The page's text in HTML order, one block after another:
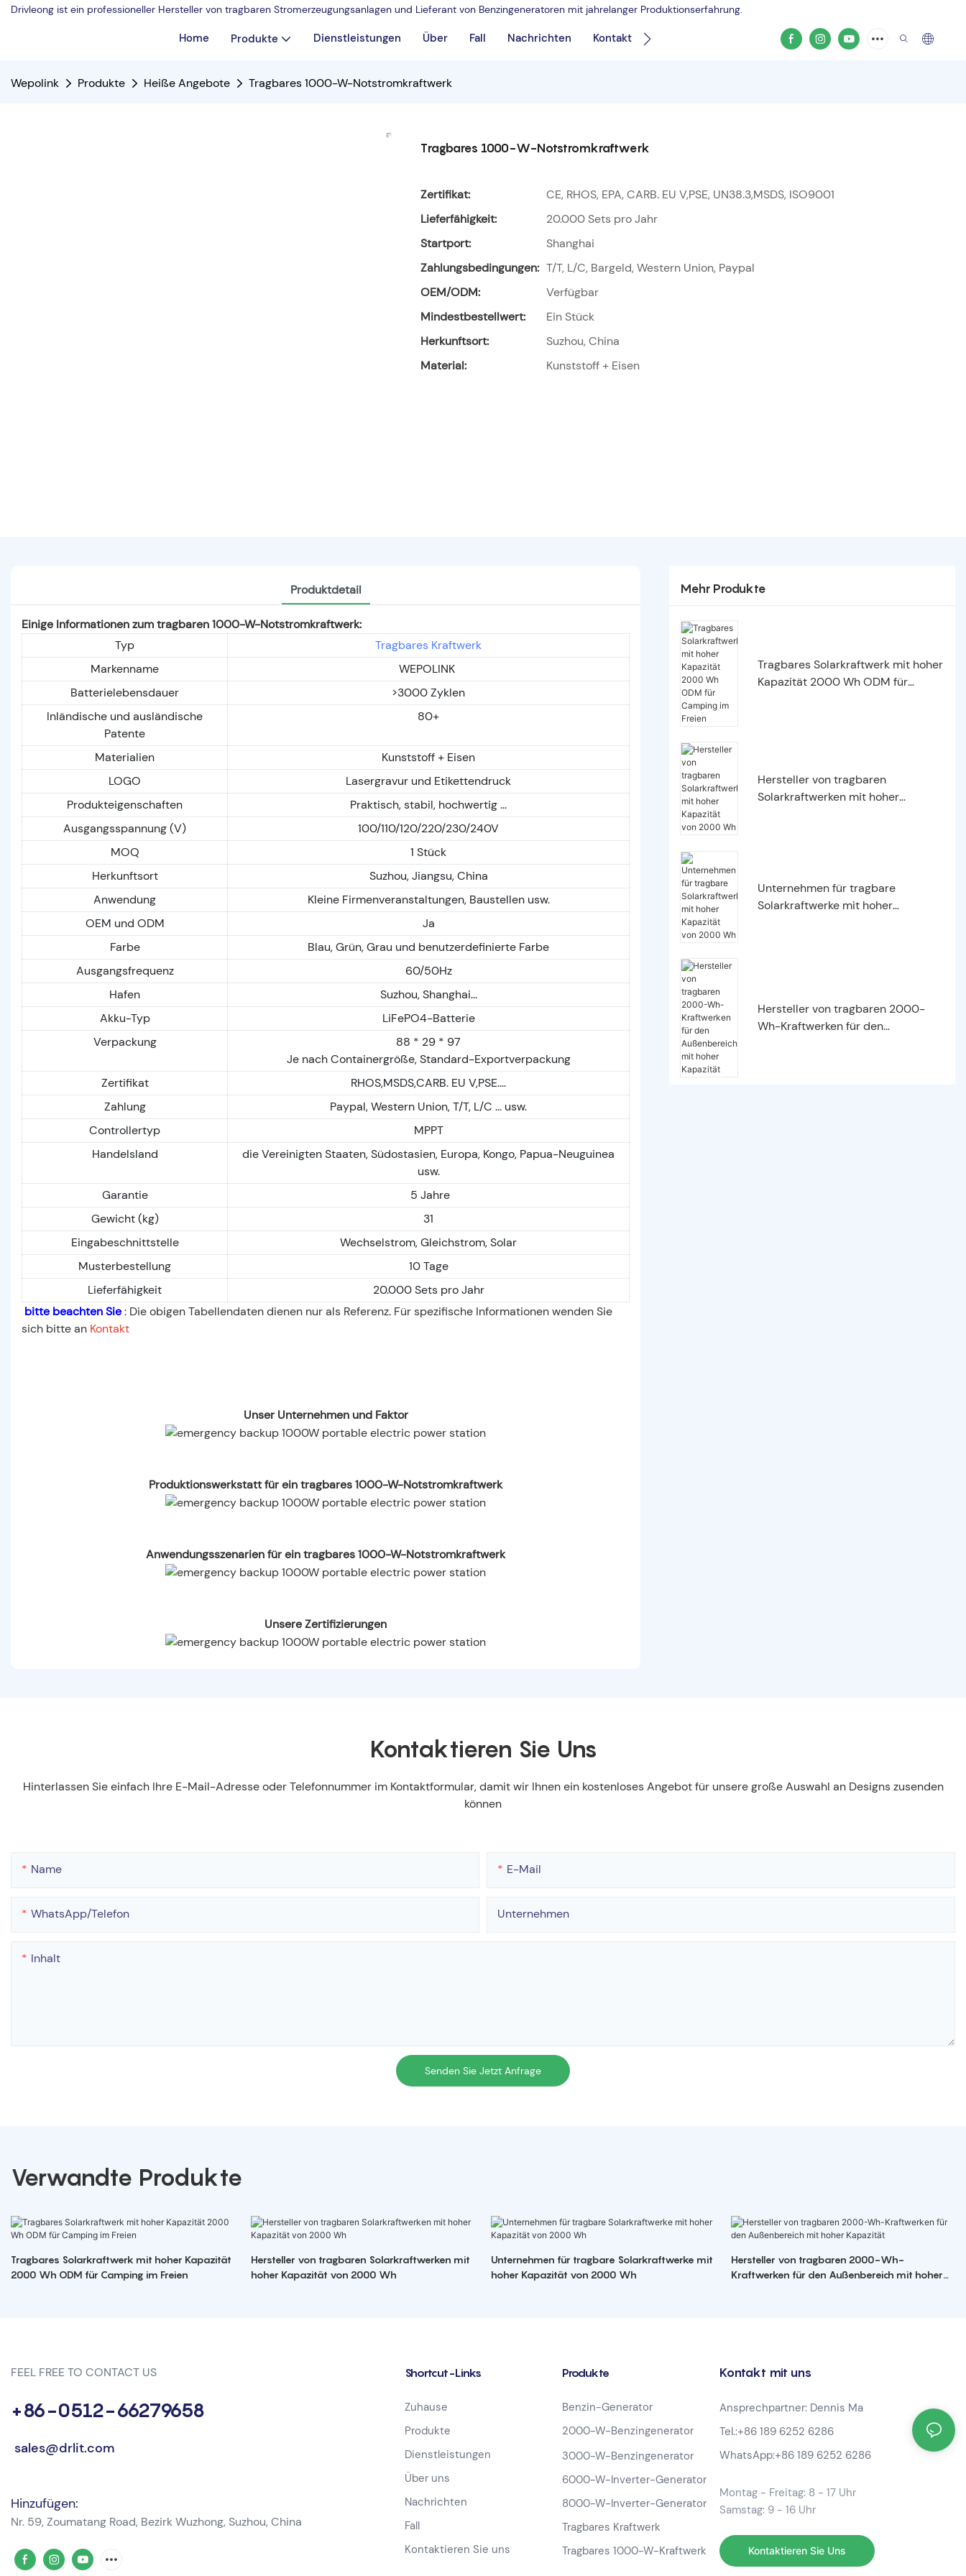
Drivleong ist ein professioneller Hersteller von tragbaren Stromerzeugungsanlagen und Lieferant von Benzingeneratoren mit jahrelanger Produktionserfahrung.
Home Produkte Dienstleistungen Über Fall Nachrichten Kontakt
Wepolink Produkte Heiße Angebote Tragbares 1000-W-Notstromkraftwerk
Tragbares 1000-W-Notstromkraftwerk
Zertifikat:
CE, RHOS, EPA, CARB. EU V,PSE, UN38.3,MSDS, ISO9001
Lieferfähigkeit:
20.000 Sets pro Jahr
Startport:
Shanghai
Zahlungsbedingungen: T/T, L/C, Bargeld, Western Union, Paypal
OEM/ODM:
Verfügbar
Mindestbestellwert:
Ein Stück
Herkunftsort:
Suzhou, China
Material:
Kunststoff + Eisen
Produktdetail
Einige Informationen zum tragbaren 1000-W-Notstromkraftwerk:
Typ
Tragbares Kraftwerk
Markenname
WEPOLINK
Batterielebensdauer
>3000 Zyklen
Inländische und ausländische
Patente
80+
Materialien
Kunststoff + Eisen
LOGO
Lasergravur und Etikettendruck
Produkteigenschaften
Praktisch, stabil, hochwertig ...
Ausgangsspannung (V)
100/110/120/220/230/240V
MOQ
1 Stück
Herkunftsort
Suzhou, Jiangsu, China
Anwendung
Kleine Firmenveranstaltungen, Baustellen usw.
OEM und ODM
Ja
Farbe
Blau, Grün, Grau und benutzerdefinierte Farbe
Ausgangsfrequenz
60/50Hz
Hafen
Suzhou, Shanghai...
Akku-Typ
LiFePO4-Batterie
Verpackung
88 * 29 * 97
Je nach Containergröße, Standard-Exportverpackung
Zertifikat
RHOS,MSDS,CARB. EU V,PSE....
Zahlung
Paypal, Western Union, T/T, L/C ... usw.
Controllertyp
MPPT
Handelsland
die Vereinigten Staaten, Südostasien, Europa, Kongo, Papua-Neuguinea
usw.
Garantie
5 Jahre
Gewicht (kg)
31
Eingabeschnittstelle
Wechselstrom, Gleichstrom, Solar
Musterbestellung
10 Tage
Lieferfähigkeit
20.000 Sets pro Jahr
bitte beachten Sie: Die obigen Tabellendaten dienen nur als Referenz. Für spezifische Informationen wenden Sie
sich bitte an Kontakt
Unser Unternehmen und Faktor
Produktionswerkstatt für ein tragbares 1000-W-Notstromkraftwerk
Anwendungsszenarien für ein tragbares 1000-W-Notstromkraftwerk
Unsere Zertifizierungen
Mehr Produkte
Tragbares Solarkraftwerk mit hoher
Kapazität 2000 Wh ODM für
Hersteller von tragbaren
Solarkraftwerken mit hoher
Unternehmen für tragbare
Solarkraftwerke mit hoher
Hersteller von tragbaren 2000-
Wh-Kraftwerken für den
Kontaktieren Sie Uns
Hinterlassen Sie einfach Ihre E-Mail-Adresse oder Telefonnummer im Kontaktformular, damit wir Ihnen ein kostenloses Angebot für unsere große Auswahl an Designs zusenden
können
Name E-Mail
WhatsApp/Telefon Unternehmen
Inhalt
Senden Sie Jetzt Anfrage
Verwandte Produkte
Tragbares Solarkraftwerk mit hoher Kapazität
2000 Wh ODM für Camping im Freien
Hersteller von tragbaren Solarkraftwerken mit
hoher Kapazität von 2000 Wh
Unternehmen für tragbare Solarkraftwerke mit
hoher Kapazität von 2000 Wh
Hersteller von tragbaren 2000-Wh-
Kraftwerken für den Außenbereich mit hoher
FEEL FREE TO CONTACT US
+86-0512-66279658
sales@drlit.com
Hinzufügen:
Nr. 59, Zoumatang Road, Bezirk Wuzhong, Suzhou, China
Shortcut-Links
Zuhause
Produkte
Dienstleistungen
Über uns
Nachrichten
Fall
Kontaktieren Sie uns
Produkte
Benzin-Generator
2000-W-Benzingenerator
3000-W-Benzingenerator
6000-W-Inverter-Generator
8000-W-Inverter-Generator
Tragbares Kraftwerk
Tragbares 1000-W-Kraftwerk
Kontakt mit uns
Ansprechpartner: Dennis Ma
Tel.:+86 189 6252 6286
WhatsApp:+86 189 6252 6286
Montag - Freitag: 8 - 17 Uhr
Samstag: 9 - 16 Uhr
Kontaktieren Sie Uns